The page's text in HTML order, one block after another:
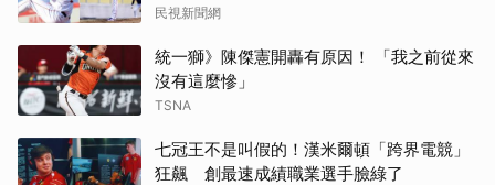
民視新聞網
統一獅》陳傑憲開轟有原因！ 「我之前從來
沒有這麼慘」
TSNA
七冠王不是叫假的！漢米爾頓「跨界電競」
狂飆 創最速成績職業選手臉綠了